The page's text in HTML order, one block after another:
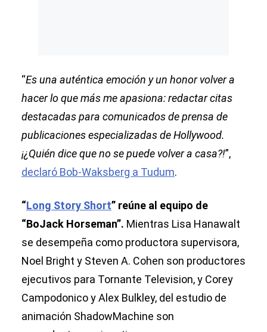
“Es una auténtica emoción y un honor volver a
hacer lo que más me apasiona: redactar citas
destacadas para comunicados de prensa de
publicaciones especializadas de Hollywood.
¡¿Quién dice que no se puede volver a casa?!”,
declaró Bob-Waksberg a Tudum.
“Long Story Short” reúne al equipo de
“BoJack Horseman”. Mientras Lisa Hanawalt
se desempeña como productora supervisora,
Noel Bright y Steven A. Cohen son productores
ejecutivos para Tornante Television, y Corey
Campodonico y Alex Bulkley, del estudio de
animación ShadowMachine son